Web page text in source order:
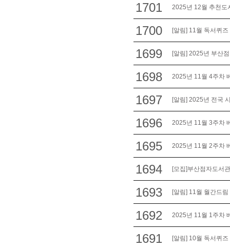
1701 2025년 12월 추천도
1700 [알림] 11월 독서퀴
1699 [알림] 2025년 부산
1698 2025년 11월 4주차
1697 [알림] 2025년 전국
1696 2025년 11월 3주차
1695 2025년 11월 2주차
1694 [모집]부산점자도서
1693 [알림] 11월 월간드
1692 2025년 11월 1주차
1691 [알림] 10월 독서퀴